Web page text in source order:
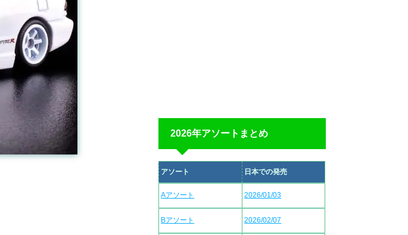
2026年アソートまとめ
アソート 日本での発売
Aアソート 2026/01/03
Bアソート 2026/02/07